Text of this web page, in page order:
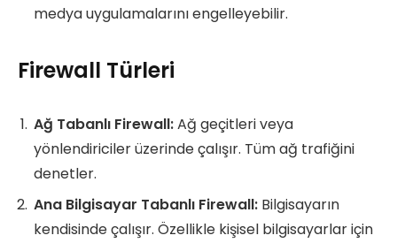
medya uygulamalarını engelleyebilir.
Firewall Türleri
Ağ Tabanlı Firewall:Ağ geçitleri veya
yönlendiriciler üzerinde çalışır. Tüm ağ trafiğini
denetler.
Ana Bilgisayar Tabanlı Firewall: Bilgisayarın
kendisinde çalışır. Özellikle kişisel bilgisayarlar için